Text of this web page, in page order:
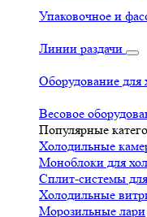
Упаковочное и
Линии раздачи
Оборудование для
Весовое
Популярные
Холодильные
Моноблоки для
Сплит-системы
Холодильные
Морозильные лари